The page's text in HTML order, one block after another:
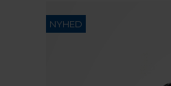
NYHED